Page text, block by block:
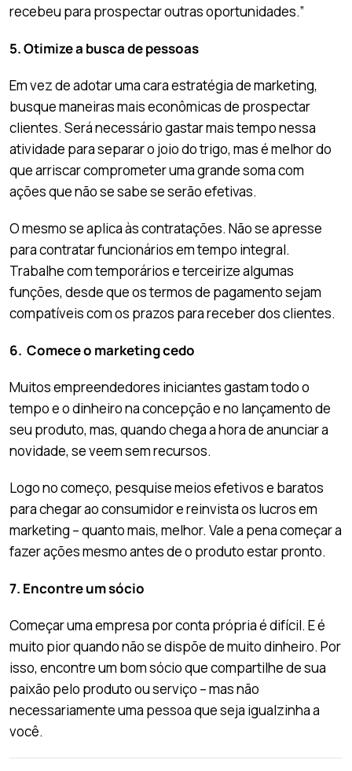
recebeu para prospectar outras oportunidades.”
5. Otimize a busca de pessoas
Em vez de adotar uma cara estratégia de marketing,
busque maneiras mais econômicas de prospectar
clientes. Será necessário gastar mais tempo nessa
atividade para separar o joio do trigo, mas é melhor do
que arriscar comprometer uma grande soma com
ações que não se sabe se serão efetivas.
O mesmo se aplica às contratações. Não se apresse
para contratar funcionários em tempo integral.
Trabalhe com temporários e terceirize algumas
funções, desde que os termos de pagamento sejam
compatíveis com os prazos para receber dos clientes.
6. Comece o marketing cedo
Muitos empreendedores iniciantes gastam todo o
tempo e o dinheiro na concepção e no lançamento de
seu produto, mas, quando chega a hora de anunciar a
novidade, se veem sem recursos.
Logo no começo, pesquise meios efetivos e baratos
para chegar ao consumidor e reinvista os lucros em
marketing – quanto mais, melhor. Vale a pena começar a
fazer ações mesmo antes de o produto estar pronto.
7. Encontre um sócio
Começar uma empresa por conta própria é difícil. E é
muito pior quando não se dispõe de muito dinheiro. Por
isso, encontre um bom sócio que compartilhe de sua
paixão pelo produto ou serviço – mas não
necessariamente uma pessoa que seja igualzinha a
você.